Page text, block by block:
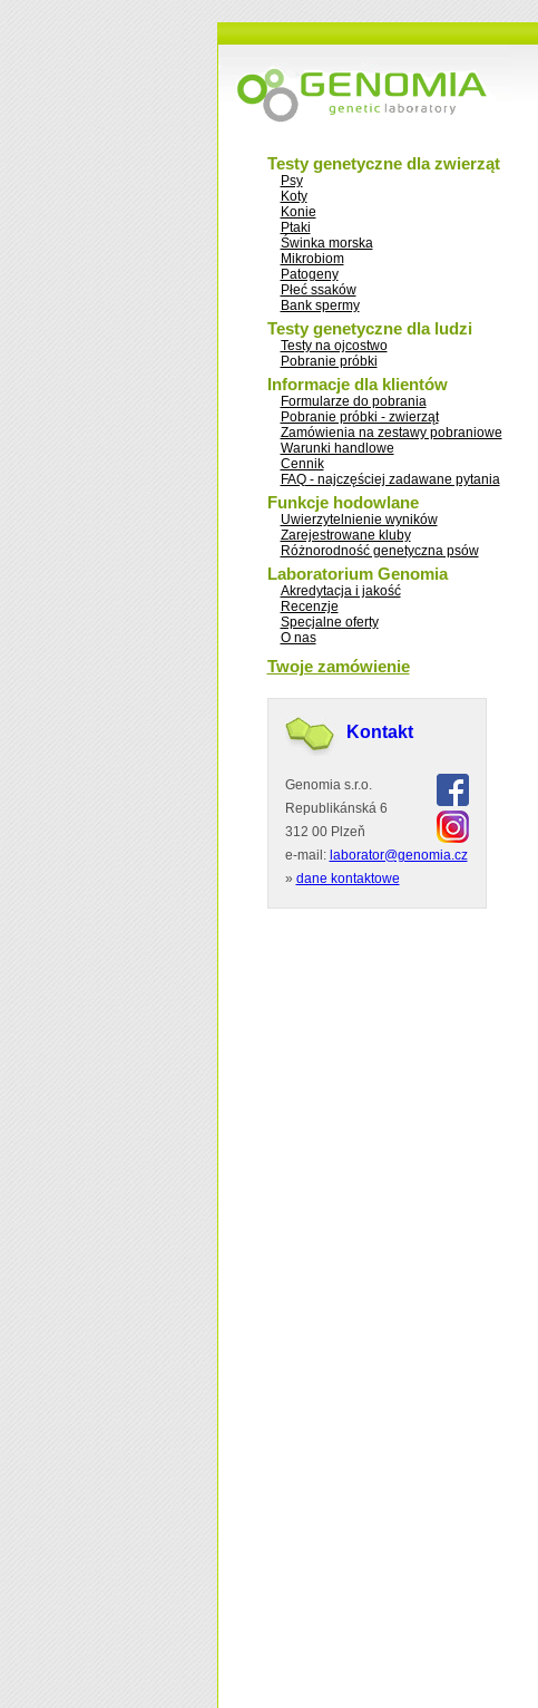
Testy genetyczne dla zwierząt
Psy
Koty
Konie
Ptaki
Świnka morska
Mikrobiom
Patogeny
Płeć ssaków
Bank spermy
Testy genetyczne dla ludzi
Testy na ojcostwo
Pobranie próbki
Informacje dla klientów
Formularze do pobrania
Pobranie próbki - zwierząt
Zamówienia na zestawy pobraniowe
Warunki handlowe
Cennik
FAQ - najczęściej zadawane pytania
Funkcje hodowlane
Uwierzytelnienie wyników
Zarejestrowane kluby
Różnorodność genetyczna psów
Laboratorium Genomia
Akredytacja i jakość
Recenzje
Specjalne oferty
O nas
Twoje zamówienie
Kontakt
Genomia s.r.o.
Republikánská 6
312 00 Plzeň
e-mail: laborator@genomia.cz
» dane kontaktowe